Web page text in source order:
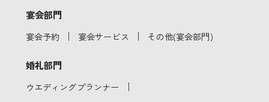
宴会部門
宴会予約 ｜ 宴会サービス ｜ その他(宴会部門)
婚礼部門
ウエディングプランナー ｜